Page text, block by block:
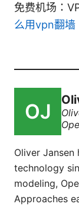
免费机场：
么用vpn翻墙
Oliver
technology
modeling,
Approaches